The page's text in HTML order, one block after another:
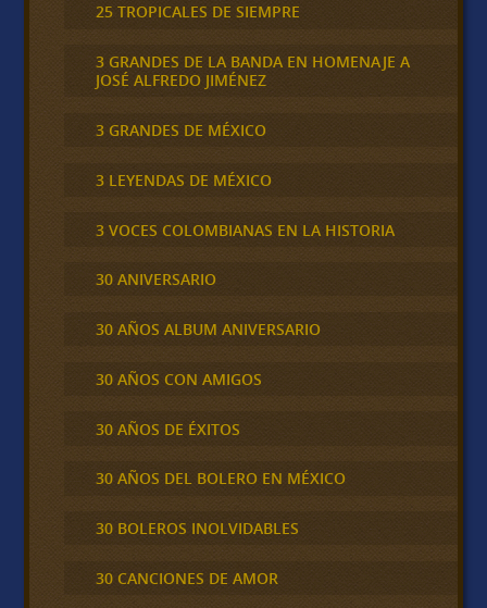
25 TROPICALES DE SIEMPRE
3 GRANDES DE LA BANDA EN HOMENAJE A
JOSÉ ALFREDO JIMÉNEZ
3 GRANDES DE MÉXICO
3 LEYENDAS DE MÉXICO
3 VOCES COLOMBIANAS EN LA HISTORIA
30 ANIVERSARIO
30 AÑOS ALBUM ANIVERSARIO
30 AÑOS CON AMIGOS
30 AÑOS DE ÉXITOS
30 AÑOS DEL BOLERO EN MÉXICO
30 BOLEROS INOLVIDABLES
30 CANCIONES DE AMOR